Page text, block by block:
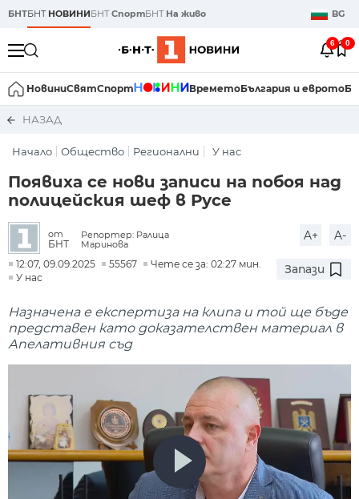
БНТБНТ НОВИНИБНТСпортБНТ На живо BG
6 0
НовиниСвятСпорт ВреметоБългария и еврото
НАЗАД
Начало Общество Регионални У нас
Появиха се нови записи на побоя над
полицейския шеф в Русе
от
БНТ
Репортер: Ралица
Маринова
A+ A-
12:07, 09.09.2025 55567
Чете се за: 02:27 мин.
У нас
Запази
Назначена е експертиза на клипа и той ще бъде
представен като доказателствен материал в
Апелативния съд